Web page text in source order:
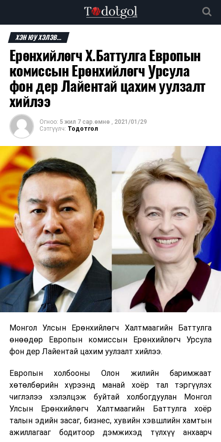
ХЭН ЮУ ХЭЛЭВ...
Ерөнхийлөгч Х.Баттулга Европын
комиссын Ерөнхийлөгч Урсула
фон дер Лайентай цахим уулзалт
хийлээ
Огноо: 5 жил 7 сар.өмнө , 2021/01/29
Сэтгүүлч: Тодотгол
Монгол Улсын Ерөнхийлөгч Халтмаагийн Баттулга
өнөөдөр Европын комиссын Ерөнхийлөгч Урсула
фон дер Лайентай цахим уулзалт хийлээ.
Европын холбооны Олон жилийн баримжаат
хөтөлбөрийн хүрээнд манай хоёр тал тэргүүлэх
чиглэлээ хэлэлцэж буйтай холбогдуулан Монгол
Улсын Ерөнхийлөгч Халтмаагийн Баттулга хоёр
талын эдийн засаг, бизнес, хувийн хэвшлийн хамтын
ажиллагааг бодитоор дэмжихэд түлхүү анхаарч